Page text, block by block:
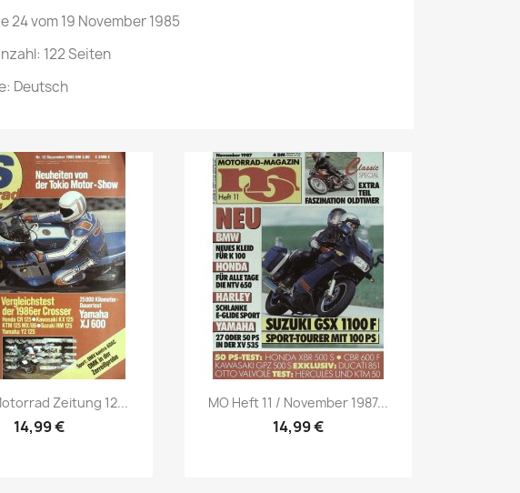
24 vom 19 November 1985
122 Seiten
Deutsch
VorschauZeitung 12...
14,99 €
 Vorschau
MO Heft 11 / November 1987...
14,99 €